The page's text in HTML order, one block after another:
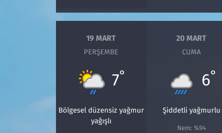
19 MART
PERŞEMBE
7°
Bölgesel düzensiz yağmur
yağışlı
20 MART
CUMA
6°
Şiddetli yağmurlu
Nem: %94